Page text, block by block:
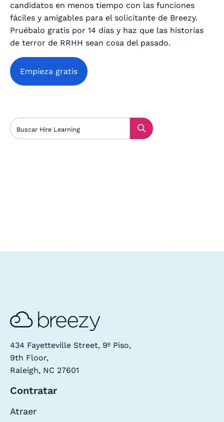
candidatos en menos tiempo con las funciones
fáciles y amigables para el solicitante de Breezy.
Pruébalo gratis por 14 días y haz que las historias
de terror de RRHH sean cosa del pasado.
Empieza gratis
434 Fayetteville Street, 9º Piso,
9th Floor,
Raleigh, NC 27601
Contratar
Atraer